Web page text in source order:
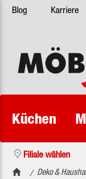
Hauptinhalt springen
Zur Suche springen
Zur
Blog Karriere
Küchen
Filiale wählen
/ Deko &